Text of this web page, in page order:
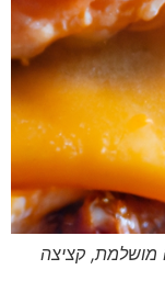
מושלמת, קציצה